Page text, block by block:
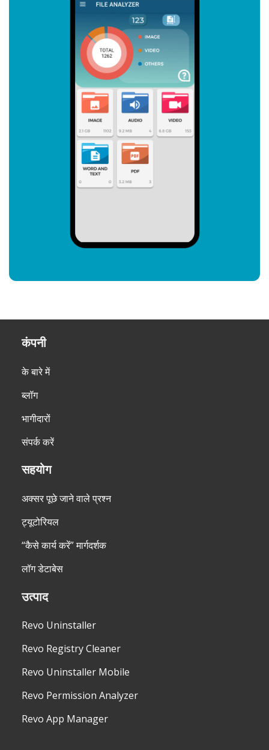
कंपनी
के बारे में
ब्लॉग
भागीदारों
संपर्क करें
सहयोग
अक्सर पूछे जाने वाले प्रश्न
ट्यूटोरियल
“कैसे कार्य करें” मार्गदर्शक
लॉग डेटाबेस
उत्पाद
Revo Uninstaller
Revo Registry Cleaner
Revo Uninstaller Mobile
Revo Permission Analyzer
Revo App Manager